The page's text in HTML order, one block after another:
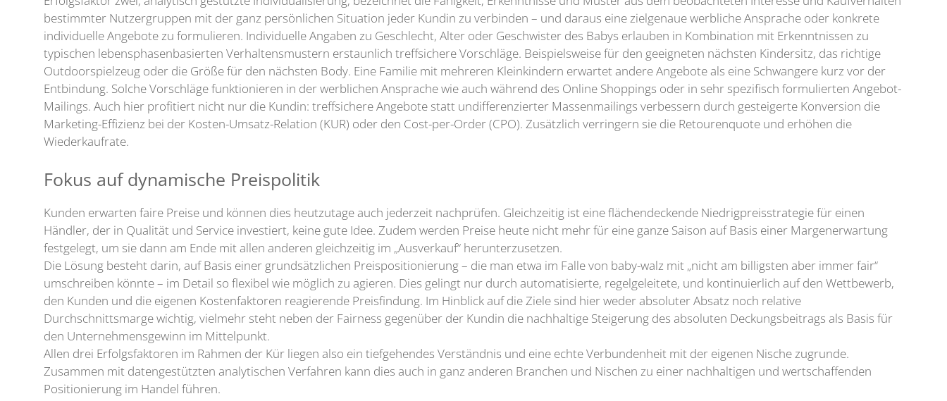
bestimmter Nutzergruppen mit der ganz persönlichen Situation jeder Kundin zu verbinden – und daraus eine zielgenaue werbliche Ansprache oder konkrete
individuelle Angebote zu formulieren. Individuelle Angaben zu Geschlecht, Alter oder Geschwister des Babys erlauben in Kombination mit Erkenntnissen zu
typischen lebensphasenbasierten Verhaltensmustern erstaunlich treffsichere Vorschläge. Beispielsweise für den geeigneten nächsten Kindersitz, das richtige
Outdoorspielzeug oder die Größe für den nächsten Body. Eine Familie mit mehreren Kleinkindern erwartet andere Angebote als eine Schwangere kurz vor der
Entbindung. Solche Vorschläge funktionieren in der werblichen Ansprache wie auch während des Online Shoppings oder in sehr spezifisch formulierten Angebot-
Mailings. Auch hier profitiert nicht nur die Kundin: treffsichere Angebote statt undifferenzierter Massenmailings verbessern durch gesteigerte Konversion die
Marketing-Effizienz bei der Kosten-Umsatz-Relation (KUR) oder den Cost-per-Order (CPO). Zusätzlich verringern sie die Retourenquote und erhöhen die
Wiederkaufrate.
Fokus auf dynamische Preispolitik
Kunden erwarten faire Preise und können dies heutzutage auch jederzeit nachprüfen. Gleichzeitig ist eine flächendeckende Niedrigpreisstrategie für einen
Händler, der in Qualität und Service investiert, keine gute Idee. Zudem werden Preise heute nicht mehr für eine ganze Saison auf Basis einer Margenerwartung
festgelegt, um sie dann am Ende mit allen anderen gleichzeitig im „Ausverkauf“ herunterzusetzen.
Die Lösung besteht darin, auf Basis einer grundsätzlichen Preispositionierung – die man etwa im Falle von baby-walz mit „nicht am billigsten aber immer fair“
umschreiben könnte – im Detail so flexibel wie möglich zu agieren. Dies gelingt nur durch automatisierte, regelgeleitete, und kontinuierlich auf den Wettbewerb,
den Kunden und die eigenen Kostenfaktoren reagierende Preisfindung. Im Hinblick auf die Ziele sind hier weder absoluter Absatz noch relative
Durchschnittsmarge wichtig, vielmehr steht neben der Fairness gegenüber der Kundin die nachhaltige Steigerung des absoluten Deckungsbeitrags als Basis für
den Unternehmensgewinn im Mittelpunkt.
Allen drei Erfolgsfaktoren im Rahmen der Kür liegen also ein tiefgehendes Verständnis und eine echte Verbundenheit mit der eigenen Nische zugrunde.
Zusammen mit datengestützten analytischen Verfahren kann dies auch in ganz anderen Branchen und Nischen zu einer nachhaltigen und wertschaffenden
Positionierung im Handel führen.